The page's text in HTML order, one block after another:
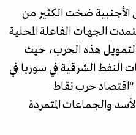
الأجنبية ضخت الكثير من
الجهات الفاعلة المحلية
لتمويل هذه الحرب، حيث
النفط الشرقية في سوريا في
"اقتصاد حرب نقاط
والجماعات المتمردة